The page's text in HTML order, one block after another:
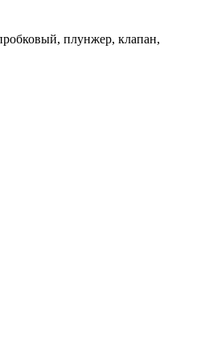
плунжер, клапан,